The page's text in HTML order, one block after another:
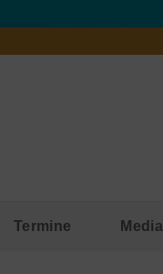
Termine Media